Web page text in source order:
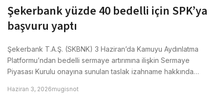
Şekerbank yüzde 40 bedelli için SPK’ya
başvuru yaptı
Şekerbank T.A.Ş. (SKBNK) 3 Haziran’da Kamuyu Aydınlatma
Platformu’ndan bedelli sermaye artırımına ilişkin Sermaye
Piyasası Kurulu onayına sunulan taslak izahname hakkında…
Haziran 3, 2026mugisnot